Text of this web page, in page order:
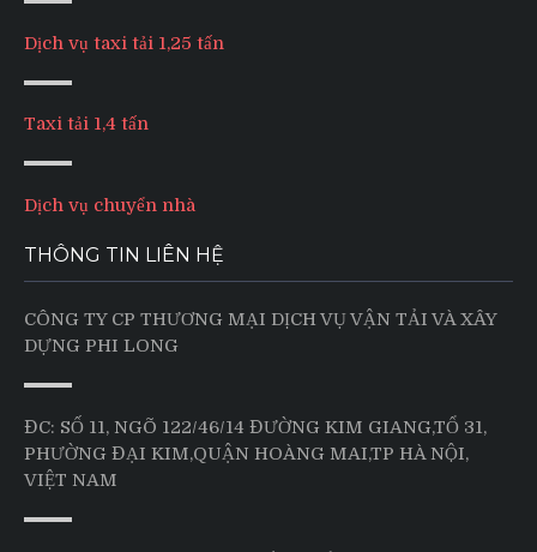
Dịch vụ taxi tải 1,25 tấn
Taxi tải 1,4 tấn
Dịch vụ chuyển nhà
THÔNG TIN LIÊN HỆ
CÔNG TY CP THƯƠNG MẠI DỊCH VỤ VẬN TẢI VÀ XÂY
DỰNG PHI LONG
ĐC: SỐ 11, NGÕ 122/46/14 ĐƯỜNG KIM GIANG,TỔ 31,
PHƯỜNG ĐẠI KIM,QUẬN HOÀNG MAI,TP HÀ NỘI,
VIỆT NAM